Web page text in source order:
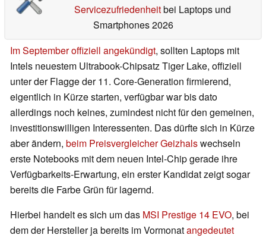
Servicezufriedenheitbei Laptops und
Smartphones 2026
Im September offiziell angekündigt, sollten Laptops mit
Intels neuestem Ultrabook-Chipsatz Tiger Lake, offiziell
unter der Flagge der 11. Core-Generation firmierend,
eigentlich in Kürze starten, verfügbar war bis dato
allerdings noch keines, zumindest nicht für den gemeinen,
investitionswilligen Interessenten. Das dürfte sich in Kürze
aber ändern, beim Preisvergleicher Geizhalswechseln
erste Notebooks mit dem neuen Intel-Chip gerade ihre
Verfügbarkeits-Erwartung, ein erster Kandidat zeigt sogar
bereits die Farbe Grün für lagernd.
Hierbei handelt es sich um das MSI Prestige 14 EVO, bei
dem der Hersteller ja bereits im Vormonatangedeutet